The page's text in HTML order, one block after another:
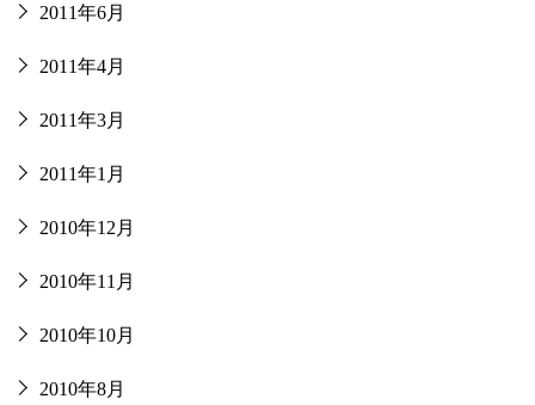
2011年6月
2011年4月
2011年3月
2011年1月
2010年12月
2010年11月
2010年10月
2010年8月